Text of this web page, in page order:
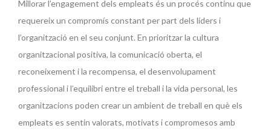
Millorar l’engagement dels empleats és un procés continu que
requereix un compromís constant per part dels líders i
l’organització en el seu conjunt. En prioritzar la cultura
organitzacional positiva, la comunicació oberta, el
reconeixement i la recompensa, el desenvolupament
professional i l’equilibri entre el treball i la vida personal, les
organitzacions poden crear un ambient de treball en què els
empleats es sentin valorats, motivats i compromesos amb